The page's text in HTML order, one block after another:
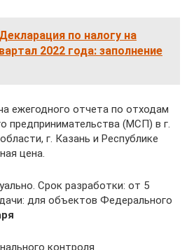
Декларация по налогу на
2022 года: заполнение
ежегодного отчета по отходам
предпринимательства (МСП) в г.
г. Казань и Республике
цена.
Срок разработки: от 5
для объектов Федерального
контроля